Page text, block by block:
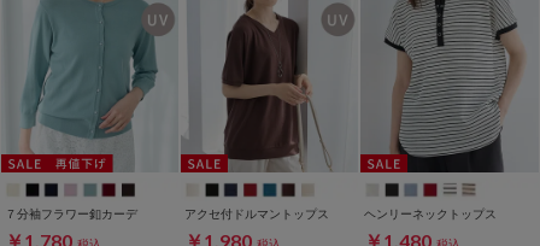
７分袖フラワー釦カーデ
￥1,780
アクセ付ドルマントップス
￥1,980
ヘンリーネックトップス
￥1,480